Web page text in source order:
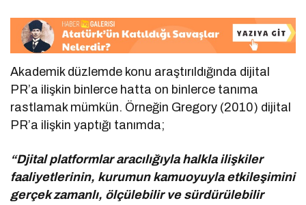
Akademik düzlemde konu araştırıldığında dijital
PR’a ilişkin binlerce hatta on binlerce tanıma
rastlamak mümkün. Örneğin Gregory (2010) dijital
PR’a ilişkin yaptığı tanımda;
“Djital platformlar aracılığıyla halkla ilişkiler
faaliyetlerinin, kurumun kamuoyuyla etkileşimini
gerçek zamanlı, ölçülebilir ve sürdürülebilir